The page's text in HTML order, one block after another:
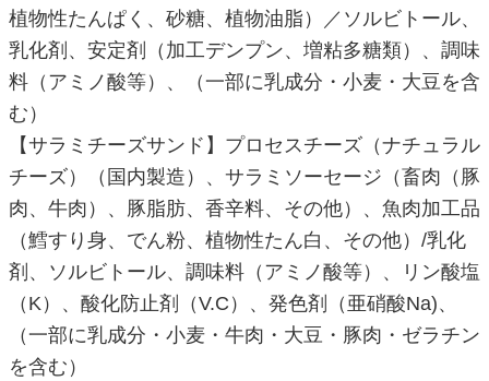
植物性たんぱく、砂糖、植物油脂）／ソルビトール、
乳化剤、安定剤（加工デンプン、増粘多糖類）、調味
料（アミノ酸等）、（一部に乳成分・小麦・大豆を含
む）
【サラミチーズサンド】プロセスチーズ（ナチュラル
チーズ）（国内製造）、サラミソーセージ（畜肉（豚
肉、牛肉）、豚脂肪、香辛料、その他）、魚肉加工品
（鱈すり身、でん粉、植物性たん白、その他）/乳化
剤、ソルビトール、調味料（アミノ酸等）、リン酸塩
（K）、酸化防止剤（V.C）、発色剤（亜硝酸Na)、
（一部に乳成分・小麦・牛肉・大豆・豚肉・ゼラチン
を含む）